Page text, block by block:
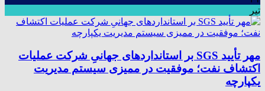
تیر
مهر تأیید SGS بر استانداردهای جهانیِ شرکت عملیات
اکتشاف نفت؛ موفقیت در ممیزی سیستم مدیریت
یکپارچه